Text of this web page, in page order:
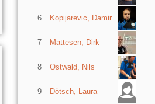
6 Kopijarevic, Damir
7 Mattesen, Dirk
8 Ostwald, Nils
9 Dötsch, Laura